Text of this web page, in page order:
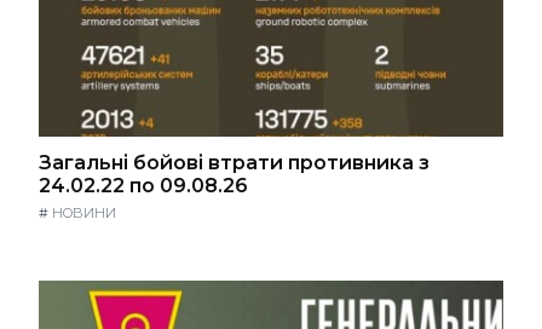
Загальні бойові втрати противника з
24.02.22 по 09.08.26
# НОВИНИ